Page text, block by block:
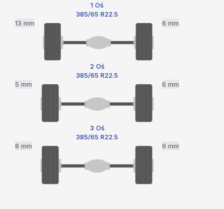
1 Oś
385/65 R22.5
13 mm
6 mm
2 Oś
385/65 R22.5
5 mm
6 mm
3 Oś
385/65 R22.5
8 mm
9 mm